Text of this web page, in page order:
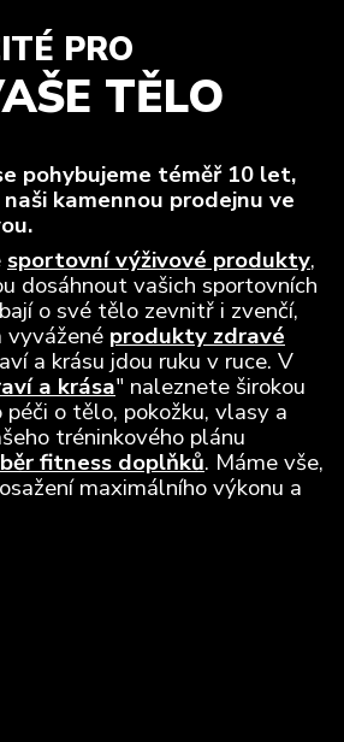
PRO
TĚLO
pohybujeme téměř 10 let,
kamennou prodejnu ve
sportovní výživové produkty,
dosáhnout vašich sportovních
o své tělo zevnitř i zvenčí,
vyvážené produkty zdravé
a krásu jdou ruku v ruce. V
a krása" naleznete širokou
o tělo, pokožku, vlasy a
tréninkového plánu
fitness doplňků. Máme vše,
maximálního výkonu a